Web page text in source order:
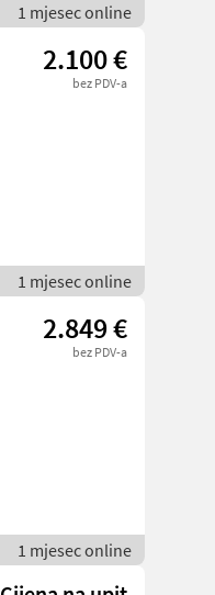
1 mjesec online
2.100 €
bez PDV-a
1 mjesec online
2.849 €
bez PDV-a
1 mjesec online